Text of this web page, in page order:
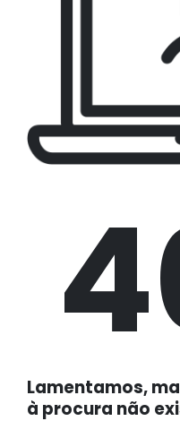
Lamentamos,
à procura não